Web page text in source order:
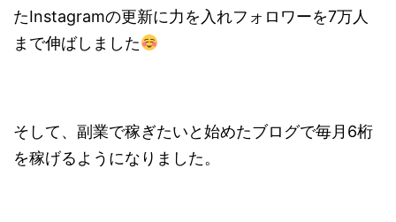
たInstagramの更新に力を入れフォロワーを7万人
まで伸ばしました
そして、副業で稼ぎたいと始めたブログで毎月6桁
を稼げるようになりました。